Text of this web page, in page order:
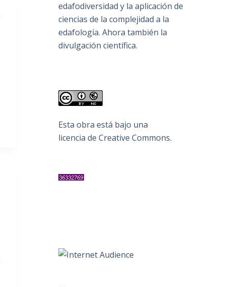
edafodiversidad y la aplicación de
ciencias de la complejidad a la
edafología. Ahora también la
divulgación científica.
Esta obra está bajo una
licencia de Creative Commons.